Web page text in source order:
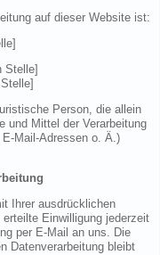
auf dieser Website ist:
Stelle]
Person, die allein
und Mittel der Verarbeitung
Mail-Adressen o. Ä.)
Ihrer ausdrücklichen
Einwilligung jederzeit
per E-Mail an uns. Die
Datenverarbeitung bleibt